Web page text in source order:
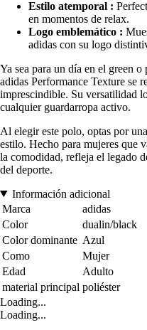
Estilo atemporal :
en momentos de relax.
Logo emblemático :
adidas con su logo
Ya sea para un día en el green
adidas Performance Texture se
imprescindible. Su versatilidad
cualquier guardarropa activo.
Al elegir este polo, optas por
estilo. Hecho para mujeres que
la comodidad, refleja el legado
del deporte.
Información adicional
Marca
adidas
Color
dualin/black
Color dominante Azul
Como
Mujer
Edad
Adulto
material principal poliéster
Loading...
Loading...